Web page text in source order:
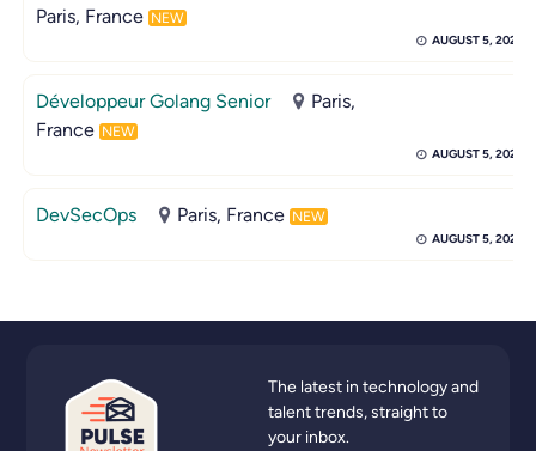
Paris, France NEW
AUGUST 5, 2026
Développeur Golang Senior
Paris,
France NEW
AUGUST 5, 2026
DevSecOps Paris, France NEW
AUGUST 5, 2026
The latest in technology and
talent trends, straight to
your inbox.